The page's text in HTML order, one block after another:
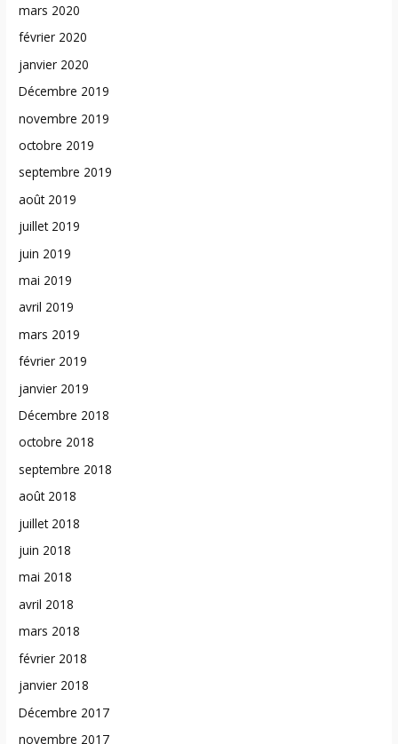
mars 2020
février 2020
janvier 2020
Décembre 2019
novembre 2019
octobre 2019
septembre 2019
août 2019
juillet 2019
juin 2019
mai 2019
avril 2019
mars 2019
février 2019
janvier 2019
Décembre 2018
octobre 2018
septembre 2018
août 2018
juillet 2018
juin 2018
mai 2018
avril 2018
mars 2018
février 2018
janvier 2018
Décembre 2017
novembre 2017